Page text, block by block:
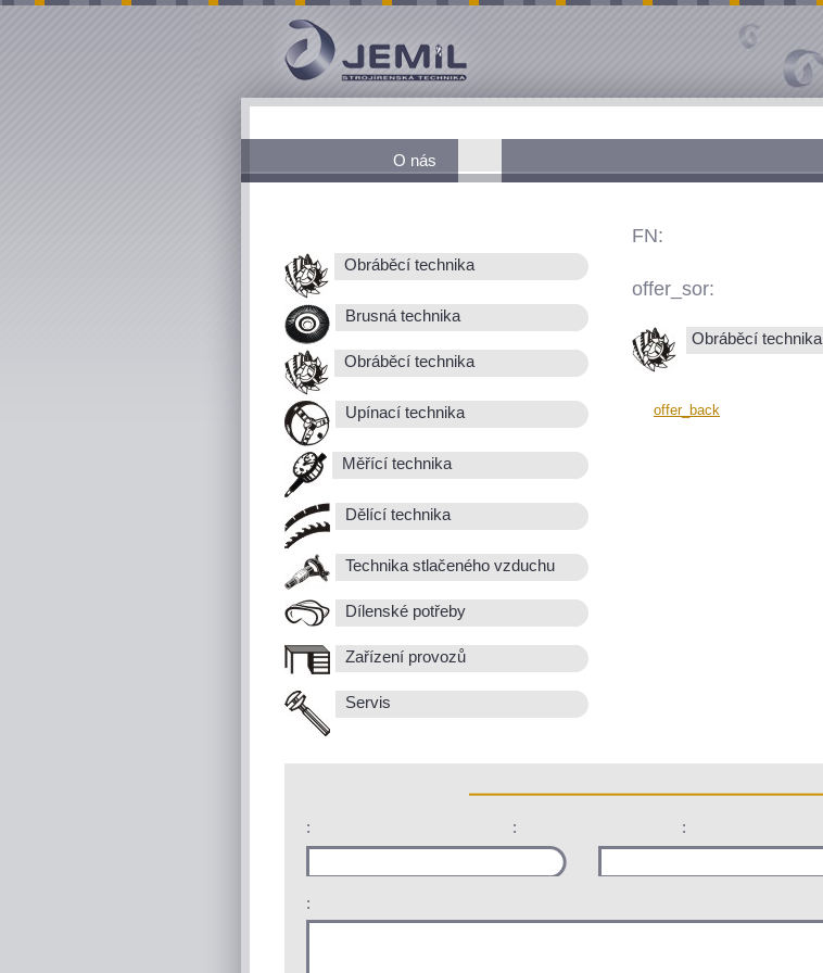
O nás
Obráběcí technika
Brusná technika
Obráběcí technika
Upínací technika
Měřící technika
Dělící technika
Technika stlačeného vzduchu
Dílenské potřeby
Zařízení provozů
Servis
FN:
offer_sor:
Obráběcí technika
offer_back
: : :
: